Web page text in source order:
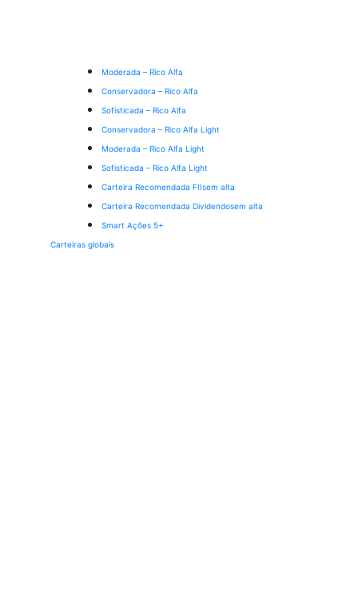
Moderada – Rico Alfa
Conservadora – Rico Alfa
Sofisticada – Rico Alfa
Conservadora – Rico Alfa Light
Moderada – Rico Alfa Light
Sofisticada – Rico Alfa Light
Carteira Recomendada FIIsem alta
Carteira Recomendada Dividendosem alta
Smart Ações 5+
Carteiras globais